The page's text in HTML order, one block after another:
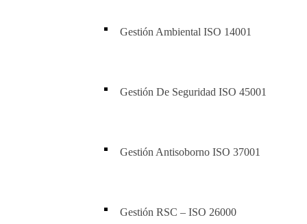
Gestión Ambiental ISO 14001
Gestión De Seguridad ISO 45001
Gestión Antisoborno ISO 37001
Gestión RSC – ISO 26000